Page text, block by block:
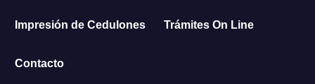
Impresión de Cedulones Trámites On Line
Contacto